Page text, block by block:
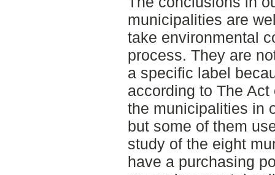
municipalities are
take environmental
process. They are
a specific label
according to The
the municipalities in
but some of them
study of the eight
have a purchasing